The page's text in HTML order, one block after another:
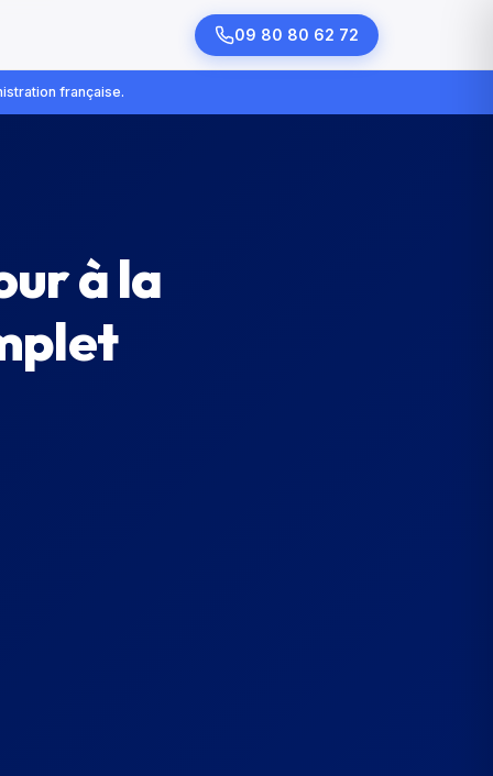
09 80 80 62 72
française.
à la